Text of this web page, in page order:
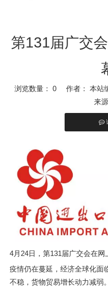
紧急逃生锁的主要功能及安装
紧急逃生锁主要用于超市、
第131届广交
浏览数量： 0作者： 本站
来源
4月24日，第131届广交会在网
疫情仍在蔓延，经济全球化面
不稳，货物贸易增长动力减弱